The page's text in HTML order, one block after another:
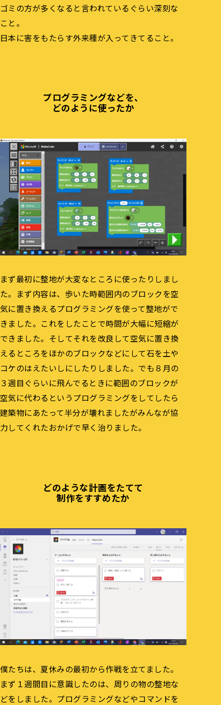
ゴミの方が多くなると言われているぐらい深刻な
こと。
日本に害をもたらす外来種が入ってきてること。
プログラミングなどを、
どのように使ったか
まず最初に整地が大変なところに使ったりしまし
た。まず内容は、歩いた時範囲内のブロックを空
気に置き換えるプログラミングを使って整地がで
きました。これをしたことで時間が大幅に短縮が
できました。そしてそれを改良して空気に置き換
えるところをほかのブロックなどにして石を土や
コケのはえたいしにしたりしました。でも８月の
３週目ぐらいに飛んでるときに範囲のブロックが
空気に代わるというプログラミングをしてしたら
建築物にあたって半分が壊れましたがみんなが協
力してくれたおかげで早く治りました。
どのような計画をたてて
制作をすすめたか
僕たちは、夏休みの最初から作戦を立てました。
まず１週間目に意識したのは、周りの物の整地な
どをしました。プログラミングなどやコマンドを